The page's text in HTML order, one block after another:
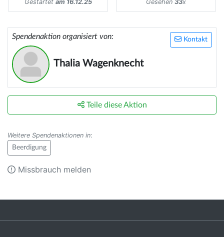
Gestartet am 16.12.25 Gesehen 33x
Kontakt
Spendenaktion organisiert von:
Thalia Wagenknecht
Teile diese Aktion
Weitere Spendenaktionen in:
Beerdigung
Missbrauch melden